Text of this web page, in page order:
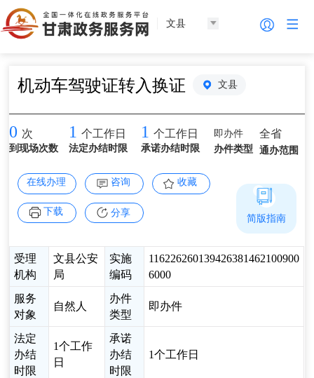
文县
机动车驾驶证转入换证 文县
0 次
到现场次数
1 个工作日
法定办结时限
1 个工作日
承诺办结时限
即办件
办件类型
全省
通办范围
在线办理 咨询 收藏
下载 分享
受理
机构
文县公安
局
实施
编码
116226260139426381462100900
6000
服务
对象
自然人
办件
类型
即办件
法定
办结
时限
1个工作
日
承诺
办结
时限
1个工作日
简版指南